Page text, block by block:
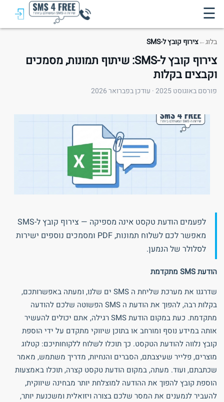
☰
בלוג←צירוף קובץ ל-SMS
צירוף קובץ ל-SMS: שיתוף תמונות, מסמכים
וקבצים בקלות
פורסם באוגוסט 2025 · עודכן בפברואר 2026
לפעמים הודעת טקסט אינה מספיקה — צירוף קובץ ל-SMS
מאפשר לכם לשלוח תמונות, PDF ומסמכים נוספים ישירות
לסלולר של הנמען.
הודעת SMS מתקדמת
שדרגנו את מערכת שליחת ה SMS ים שלנו, ומעתה באפשרותכם,
בקלות רבה, להפוך את הודעת ה SMS הפשוטה שלכם להודעה
מתקדמת. כעת במקום הודעת SMS רגילה, אתם יכולים להעשיר
אותה במידע נוסף ומורחב או בתוכן שיווקי מתקדם על ידי הוספת
קובץ נלווה להודעת הטקסט. כך תוכלו לשלוח ללקוחותיכם: קטלוג
מוצרים, פלייר שעיצבתם, הסברים והנחיות, מדריך משתמש, מאמר
שכתבתם, ועוד. מעתה, במקום הודעת טקסט קצרה, תוכלו באמצעות
הוספת קובץ להפוך את ההודעה למוצלחת יותר מבחינה שיווקית,
להעביר לנמענים את המסר שלכם בצורה ויזואלית ומשכנעת יותר,